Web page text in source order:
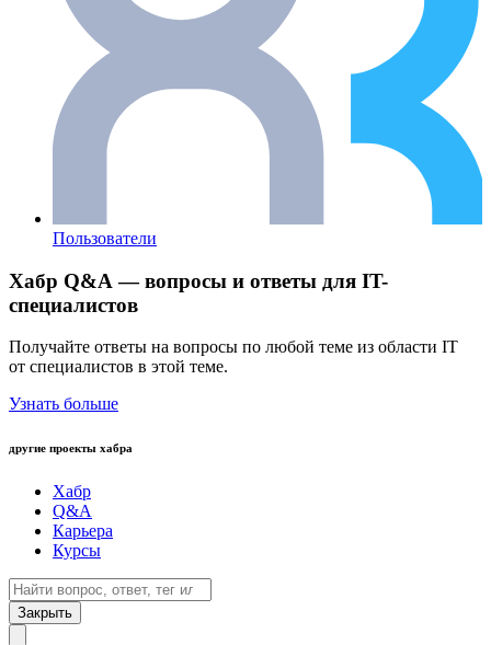
Пользователи
Хабр Q&A — вопросы и ответы для IT-
специалистов
Получайте ответы на вопросы по любой теме из области IT
от специалистов в этой теме.
Узнать больше
другие проекты хабра
Хабр
Q&A
Карьера
Курсы
Закрыть